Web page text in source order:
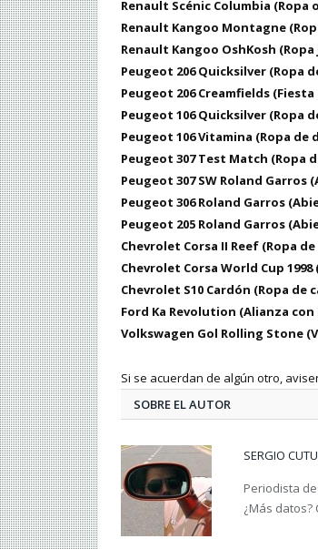
Renault Scénic Columbia (Ropa
Renault Kangoo Montagne
Renault Kangoo OshKosh
Peugeot 206 Quicksilver (Ropa
Peugeot 206 Creamfields
Peugeot 106 Quicksilver (Ropa
Peugeot 106 Vitamina (Ropa de
Peugeot 307 Test Match (Ropa
Peugeot 307 SW Roland
Peugeot 306 Roland Garros
Peugeot 205 Roland Garros
Chevrolet Corsa II Reef (Ropa
Chevrolet Corsa World Cup
Chevrolet S10 Cardón (Ropa de
Ford Ka Revolution (Alianza con
Volkswagen Gol Rolling Stone
Si se acuerdan de algún otro,
SOBRE EL AUTOR
SERGIO
Periodista
¿Más datos?